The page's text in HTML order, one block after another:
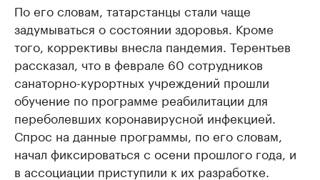
По его словам, татарстанцы стали чаще
задумываться о состоянии здоровья. Кроме
того, коррективы внесла пандемия. Терентьев
рассказал, что в феврале 60 сотрудников
санаторно-курортных учреждений прошли
обучение по программе реабилитации для
переболевших коронавирусной инфекцией.
Спрос на данные программы, по его словам,
начал фиксироваться с осени прошлого года, и
в ассоциации приступили к их разработке.